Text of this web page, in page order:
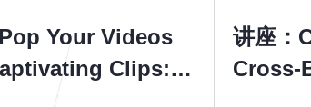
Your Videos
Clips: A
讲座：
Cross-